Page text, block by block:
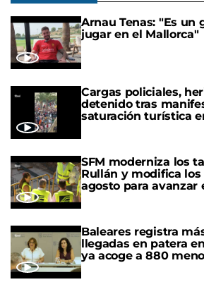
Arnau Tenas: "Es un
jugar en el Mallorca"
Cargas policiales,
detenido tras
saturación turística
SFM moderniza los
Rullán y modifica los
agosto para avanzar
Baleares registra
llegadas en patera
ya acoge a 880